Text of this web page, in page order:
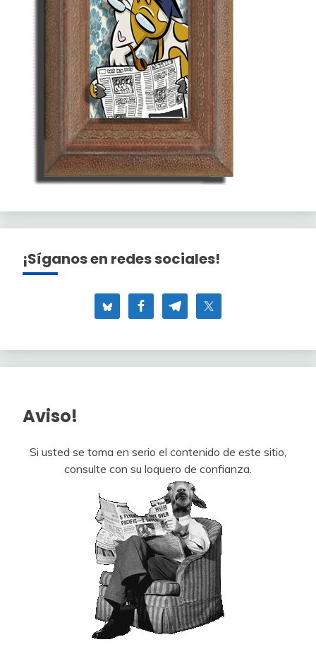
¡Síganos en redes sociales!
Aviso!
Si usted se toma en serio el contenido de este sitio,
consulte con su loquero de confianza.